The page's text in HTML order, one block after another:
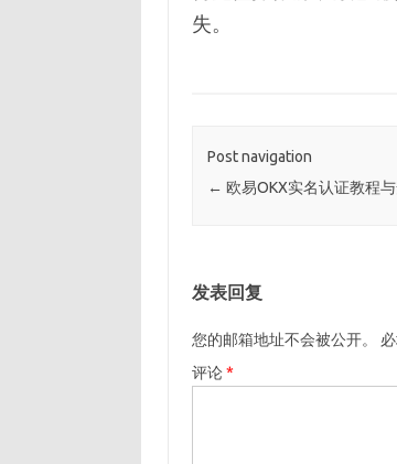
失。
Post navigation
← 欧易OKX实名认证教程
发表回复
您的邮箱地址不会被公开。
评论*